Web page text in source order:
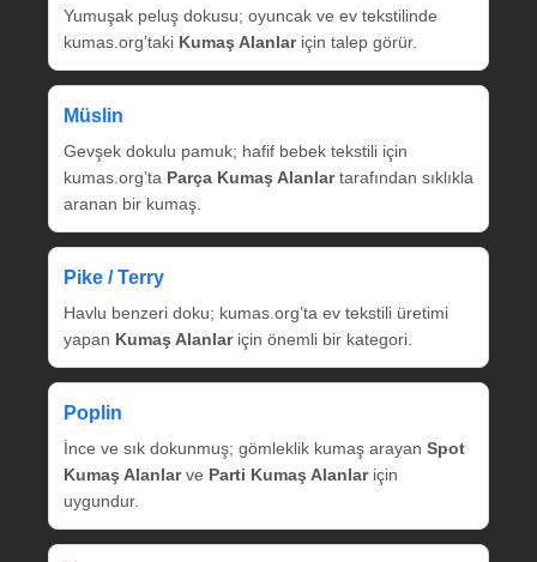
Yumuşak peluş dokusu; oyuncak ve ev tekstilinde
kumas.org’taki Kumaş Alanlariçin talep görür.
Müslin
Gevşek dokulu pamuk; hafif bebek tekstili için
kumas.org’ta Parça Kumaş Alanlartarafından sıklıkla
aranan bir kumaş.
Pike / Terry
Havlu benzeri doku; kumas.org’ta ev tekstili üretimi
yapan Kumaş Alanlariçin önemli bir kategori.
Poplin
İnce ve sık dokunmuş; gömleklik kumaş arayan Spot
Kumaş Alanlarve Parti Kumaş Alanlariçin
uygundur.